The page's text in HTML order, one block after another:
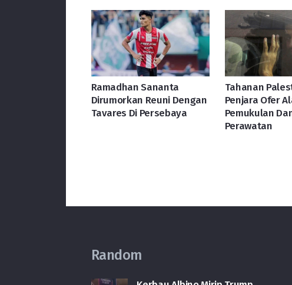
Ramadhan Sananta
Dirumorkan Reuni Dengan
Tavares Di Persebaya
Tahanan
Penjara Ofer
Pemukulan
Perawatan
Random